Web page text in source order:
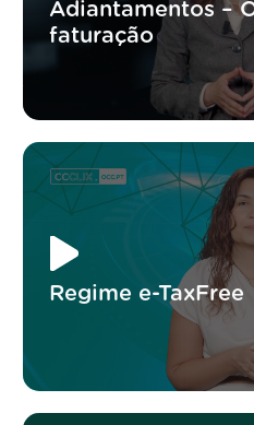
Adiantamentos –
faturação
Regime e-TaxFree